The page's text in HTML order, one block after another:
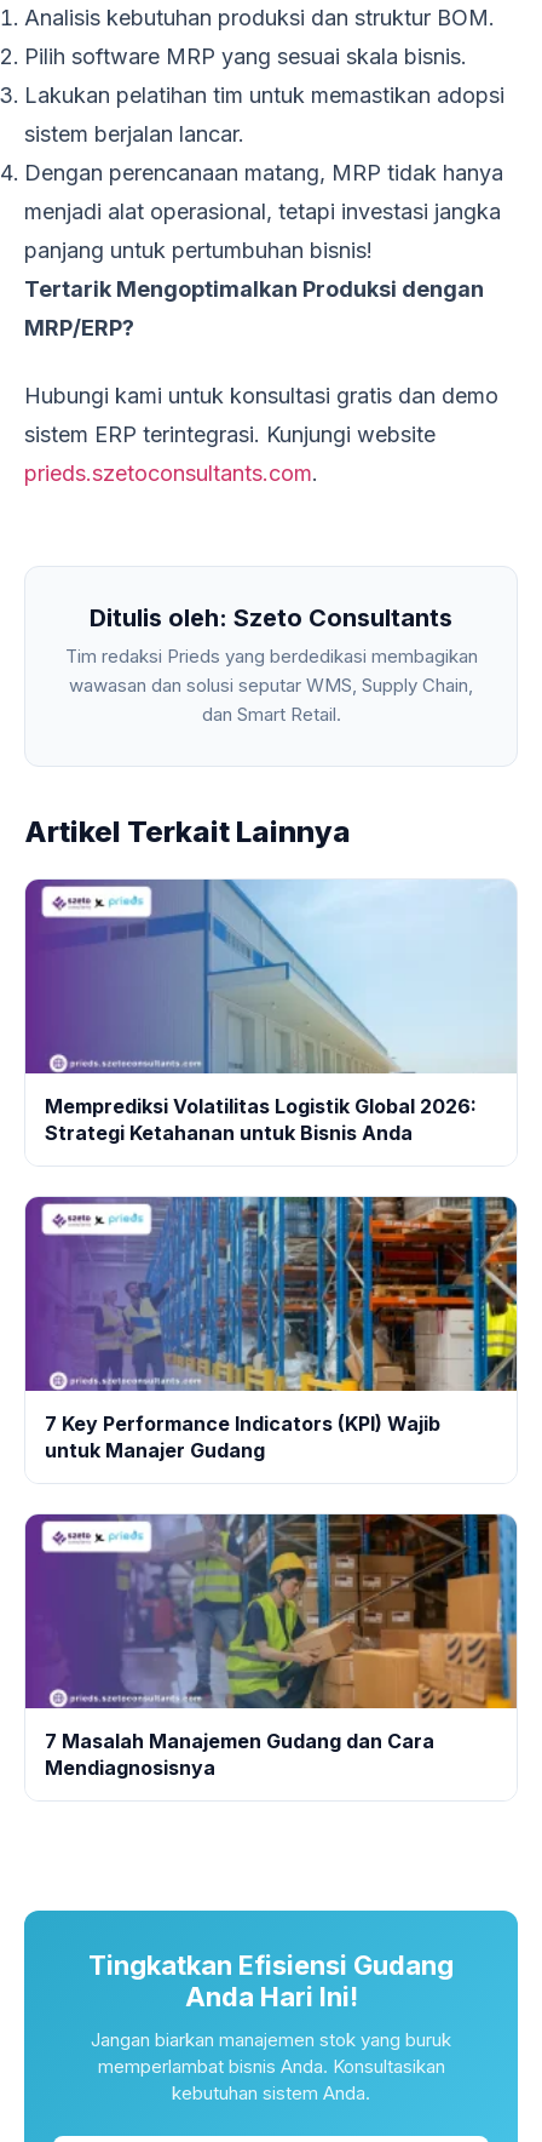
Analisis kebutuhan produksi dan struktur BOM.
Pilih software MRP yang sesuai skala bisnis.
Lakukan pelatihan tim untuk memastikan adopsi
sistem berjalan lancar.
Dengan perencanaan matang, MRP tidak hanya
menjadi alat operasional, tetapi investasi jangka
panjang untuk pertumbuhan bisnis!
Tertarik Mengoptimalkan Produksi dengan
MRP/ERP?
Hubungi kami untuk konsultasi gratis dan demo
sistem ERP terintegrasi. Kunjungi website
prieds.szetoconsultants.com.
Ditulis oleh: Szeto Consultants
Tim redaksi Prieds yang berdedikasi membagikan
wawasan dan solusi seputar WMS, Supply Chain,
dan Smart Retail.
Artikel Terkait Lainnya
Memprediksi Volatilitas Logistik Global 2026:
Strategi Ketahanan untuk Bisnis Anda
7 Key Performance Indicators (KPI) Wajib
untuk Manajer Gudang
7 Masalah Manajemen Gudang dan Cara
Mendiagnosisnya
Tingkatkan Efisiensi Gudang
Anda Hari Ini!
Jangan biarkan manajemen stok yang buruk
memperlambat bisnis Anda. Konsultasikan
kebutuhan sistem Anda.